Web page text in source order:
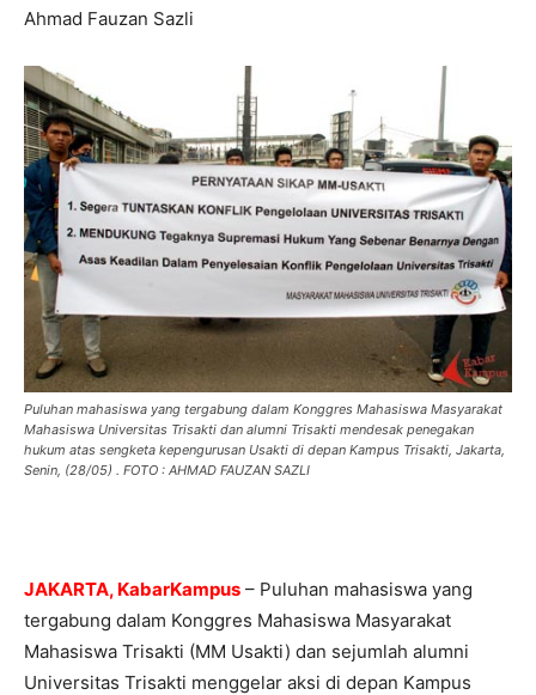
Ahmad Fauzan Sazli
Puluhan mahasiswa yang tergabung dalam Konggres Mahasiswa Masyarakat
Mahasiswa Universitas Trisakti dan alumni Trisakti mendesak penegakan
hukum atas sengketa kepengurusan Usakti di depan Kampus Trisakti, Jakarta,
Senin, (28/05) . FOTO : AHMAD FAUZAN SAZLI
JAKARTA, KabarKampus – Puluhan mahasiswa yang
tergabung dalam Konggres Mahasiswa Masyarakat
Mahasiswa Trisakti (MM Usakti) dan sejumlah alumni
Universitas Trisakti menggelar aksi di depan Kampus